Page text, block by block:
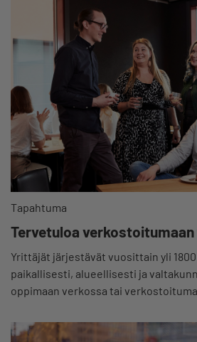
Tapahtuma
Tervetuloa
Yrittäjät järjestävät vuosittain yli
paikallisesti, alueellisesti ja
oppimaan verkossa tai